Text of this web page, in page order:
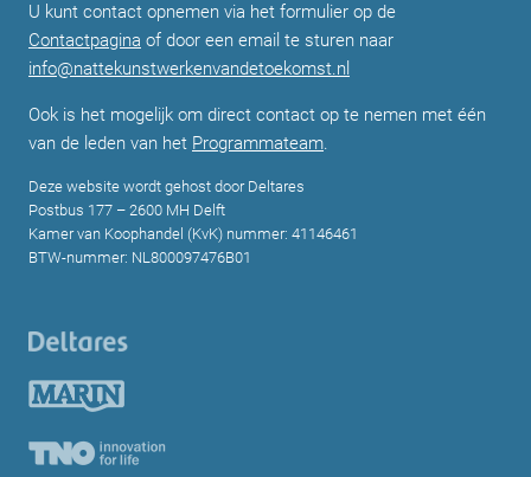
U kunt contact opnemen via het formulier op de
Contactpagina of door een email te sturen naar
info@nattekunstwerkenvandetoekomst.nl
Ook is het mogelijk om direct contact op te nemen met één
van de leden van het Programmateam.
Deze website wordt gehost door Deltares
Postbus 177 – 2600 MH Delft
Kamer van Koophandel (KvK) nummer: 41146461
BTW-nummer: NL800097476B01